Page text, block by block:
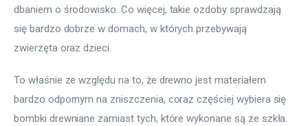
dbaniem o środowisko. Co więcej, takie ozdoby sprawdzają
się bardzo dobrze w domach, w których przebywają
zwierzęta oraz dzieci.
To właśnie ze względu na to, że drewno jest materiałem
bardzo odpornym na zniszczenia, coraz częściej wybiera się
bombki drewniane zamiast tych, które wykonane są ze szkła.